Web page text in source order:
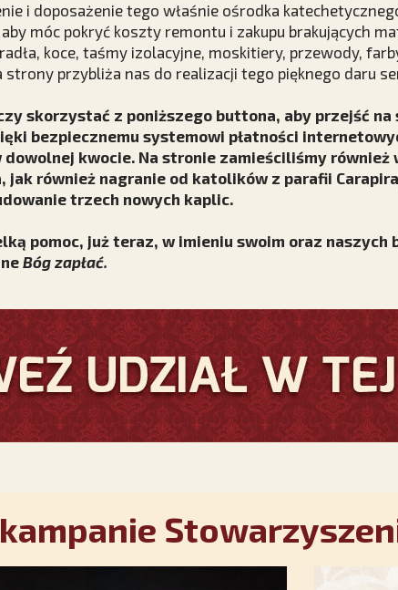
i doposażenie tego właśnie ośrodka
móc pokryć koszty remontu i zakupu brakujących
koce, taśmy izolacyjne, moskitiery, przewody,
strony przybliża nas do realizacji tego pięknego daru
skorzystać z poniższego buttona, aby przejść na
bezpiecznemu systemowi płatności
dowolnej kwocie. Na stronie zamieściliśmy
jak również nagranie od katolików z parafii
trzech nowych kaplic.
pomoc, już teraz, w imieniu swoim oraz naszych
Bóg zapłać.